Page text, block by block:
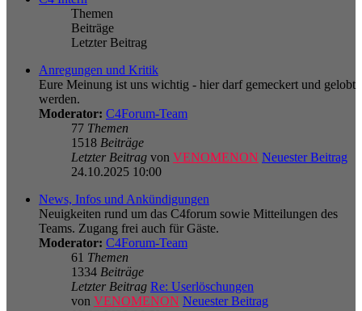
Themen
Beiträge
Letzter Beitrag
Anregungen und Kritik
Eure Meinung ist uns wichtig - hier darf gemeckert und gelobt
werden.
Moderator: C4Forum-Team
77 Themen
1518 Beiträge
Letzter Beitrag von VENOMENON Neuester Beitrag
24.10.2025 10:00
News, Infos und Ankündigungen
Neuigkeiten rund um das C4forum sowie Mitteilungen des
Teams. Zugang frei auch für Gäste.
Moderator: C4Forum-Team
61 Themen
1334 Beiträge
Letzter Beitrag Re: Userlöschungen
von VENOMENON Neuester Beitrag